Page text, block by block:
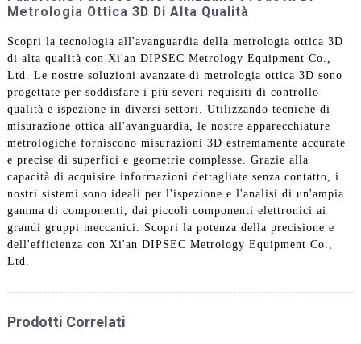
Metrologia Ottica 3D Di Alta Qualità
Scopri la tecnologia all'avanguardia della metrologia ottica 3D
di alta qualità con Xi'an DIPSEC Metrology Equipment Co.,
Ltd. Le nostre soluzioni avanzate di metrologia ottica 3D sono
progettate per soddisfare i più severi requisiti di controllo
qualità e ispezione in diversi settori. Utilizzando tecniche di
misurazione ottica all'avanguardia, le nostre apparecchiature
metrologiche forniscono misurazioni 3D estremamente accurate
e precise di superfici e geometrie complesse. Grazie alla
capacità di acquisire informazioni dettagliate senza contatto, i
nostri sistemi sono ideali per l'ispezione e l'analisi di un'ampia
gamma di componenti, dai piccoli componenti elettronici ai
grandi gruppi meccanici. Scopri la potenza della precisione e
dell'efficienza con Xi'an DIPSEC Metrology Equipment Co.,
Ltd.
Prodotti Correlati